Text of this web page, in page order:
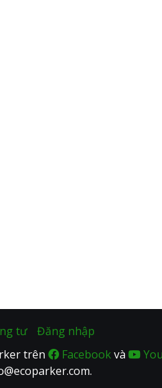
tư
Đăng nhập
trên
Facebookvà